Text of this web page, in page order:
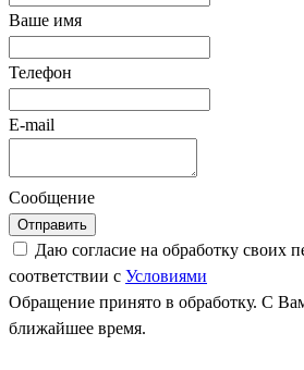
Ваше имя
Телефон
E-mail
Сообщение
Отправить
Даю согласие на обработку своих
соответствии с Условиями
Обращение принято в обработку. С
ближайшее время.